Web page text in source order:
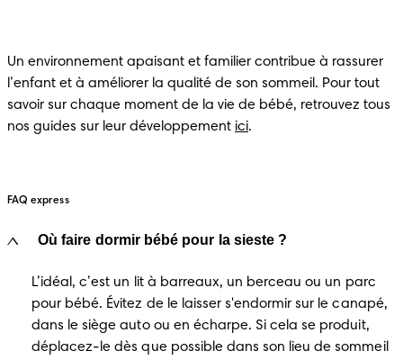
Un environnement apaisant et familier contribue à rassurer
l’enfant et à améliorer la qualité de son sommeil. Pour tout
savoir sur chaque moment de la vie de bébé, retrouvez tous
nos guides sur leur développement ici.
FAQ express
Où faire dormir bébé pour la sieste ?
L’idéal, c’est un lit à barreaux, un berceau ou un parc
pour bébé. Évitez de le laisser s'endormir sur le canapé,
dans le siège auto ou en écharpe. Si cela se produit,
déplacez-le dès que possible dans son lieu de sommeil